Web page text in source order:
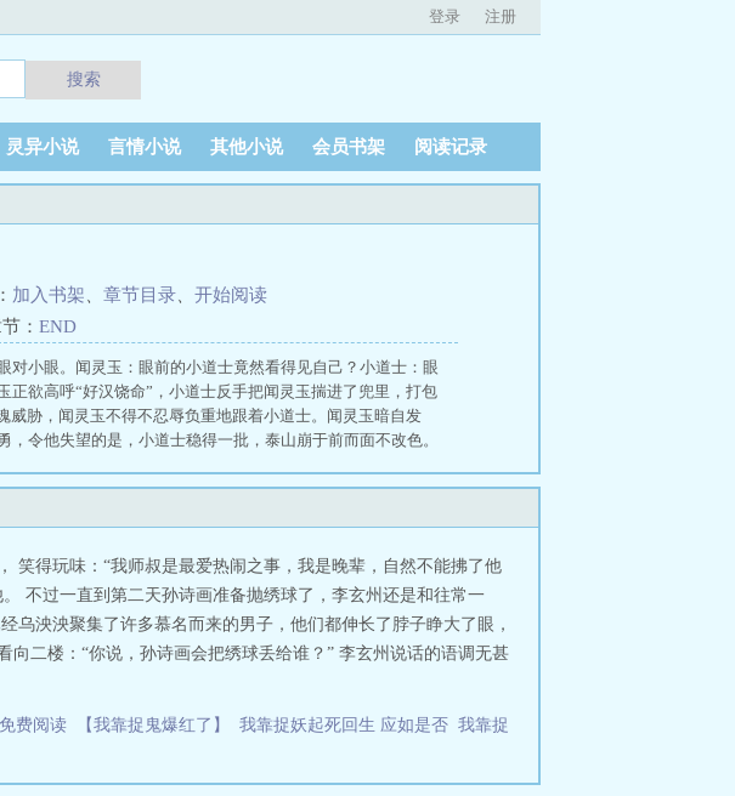
登录 注册
搜索
灵异小说 言情小说 其他小说 会员书架 阅读记录
加入书架 章节目录
开始阅读
： END
小眼。闻灵玉：眼前的小道士竟然看得见自己？小道士：眼
欲高呼“好汉饶命”，小道士反手把闻灵玉揣进了兜里，打包
胁，闻灵玉不得不忍辱负重地跟着小道士。闻灵玉暗自发
令他失望的是，小道士稳得一批，泰山崩于前而面不改色。
得玩味：“我师叔是最爱热闹之事，我是晚辈，自然不能拂了他
不过一直到第二天孙诗画准备抛绣球了，李玄州还是和往常一
泱泱聚集了许多慕名而来的男子，他们都伸长了脖子睁大了眼，
二楼：“你说，孙诗画会把绣球丢给谁？” 李玄州说话的语调无甚
费阅读 【我靠捉鬼爆红了】 我靠捉妖起死回生 应如是否 我靠捉